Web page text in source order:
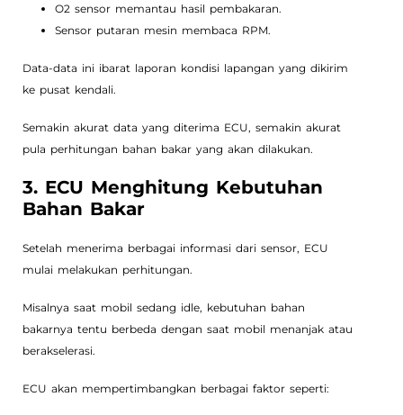
O2 sensor memantau hasil pembakaran.
Sensor putaran mesin membaca RPM.
Data-data ini ibarat laporan kondisi lapangan yang dikirim
ke pusat kendali.
Semakin akurat data yang diterima ECU, semakin akurat
pula perhitungan bahan bakar yang akan dilakukan.
3. ECU Menghitung Kebutuhan
Bahan Bakar
Setelah menerima berbagai informasi dari sensor, ECU
mulai melakukan perhitungan.
Misalnya saat mobil sedang idle, kebutuhan bahan
bakarnya tentu berbeda dengan saat mobil menanjak atau
berakselerasi.
ECU akan mempertimbangkan berbagai faktor seperti: